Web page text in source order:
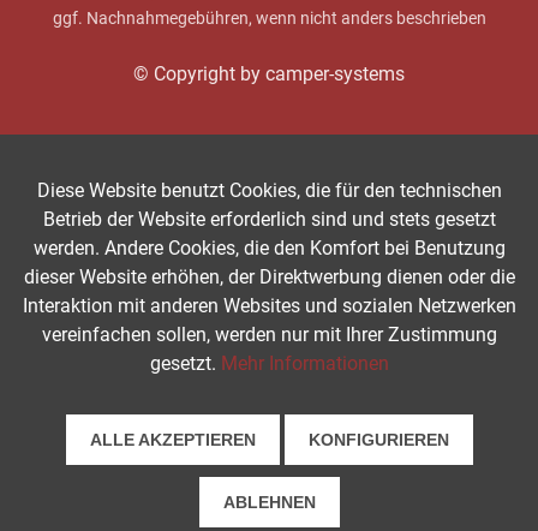
ggf. Nachnahmegebühren, wenn nicht anders beschrieben
© Copyright by camper-systems
Diese Website benutzt Cookies, die für den technischen
Betrieb der Website erforderlich sind und stets gesetzt
werden. Andere Cookies, die den Komfort bei Benutzung
dieser Website erhöhen, der Direktwerbung dienen oder die
Interaktion mit anderen Websites und sozialen Netzwerken
vereinfachen sollen, werden nur mit Ihrer Zustimmung
gesetzt. Mehr Informationen
ALLE AKZEPTIEREN KONFIGURIEREN
ABLEHNEN